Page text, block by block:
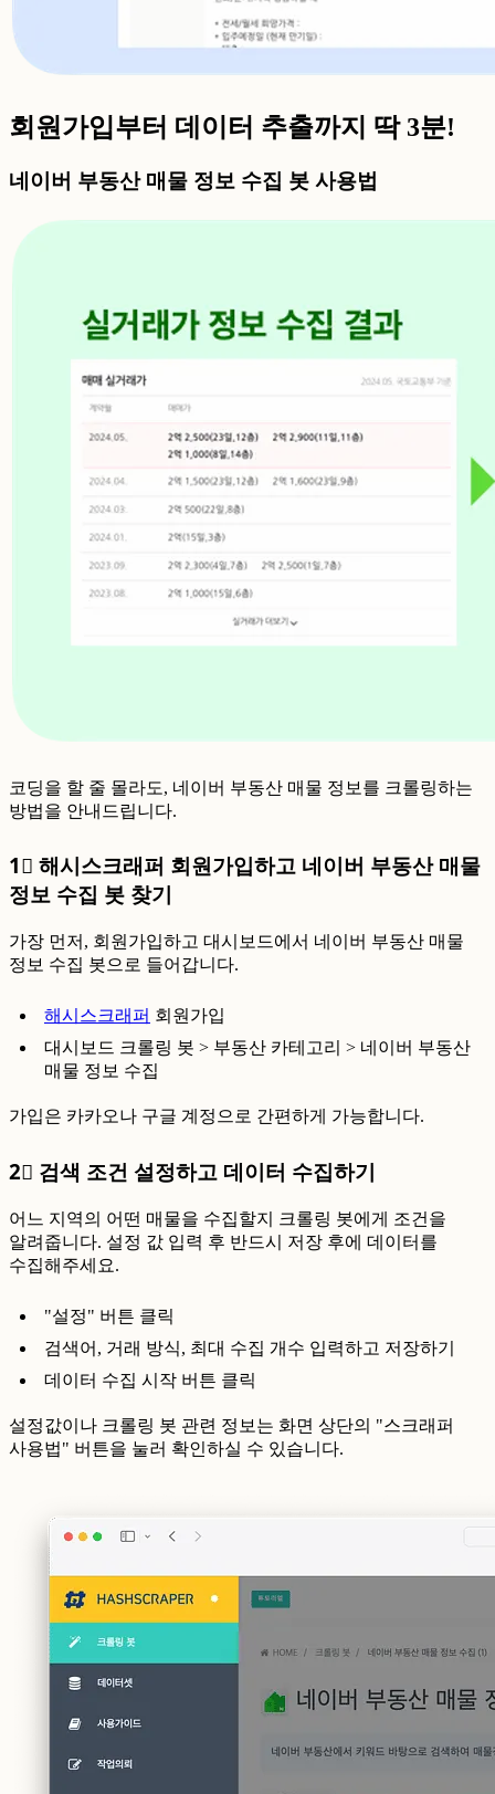
회원가입부터 데이터 추출까지 딱 3분!
네이버 부동산 매물 정보 수집 봇 사용법
코딩을 할 줄 몰라도, 네이버 부동산 매물 정보를 크롤링하는
방법을 안내드립니다.
1⃣ 해시스크래퍼 회원가입하고 네이버 부동산 매물
정보 수집 봇 찾기
가장 먼저, 회원가입하고 대시보드에서 네이버 부동산 매물
정보 수집 봇으로 들어갑니다.
해시스크래퍼 회원가입
대시보드 크롤링 봇 > 부동산 카테고리 > 네이버 부동산
매물 정보 수집
가입은 카카오나 구글 계정으로 간편하게 가능합니다.
2⃣ 검색 조건 설정하고 데이터 수집하기
어느 지역의 어떤 매물을 수집할지 크롤링 봇에게 조건을
알려줍니다. 설정 값 입력 후 반드시 저장 후에 데이터를
수집해주세요.
"설정" 버튼 클릭
검색어, 거래 방식, 최대 수집 개수 입력하고 저장하기
데이터 수집 시작 버튼 클릭
설정값이나 크롤링 봇 관련 정보는 화면 상단의 "스크래퍼
사용법" 버튼을 눌러 확인하실 수 있습니다.